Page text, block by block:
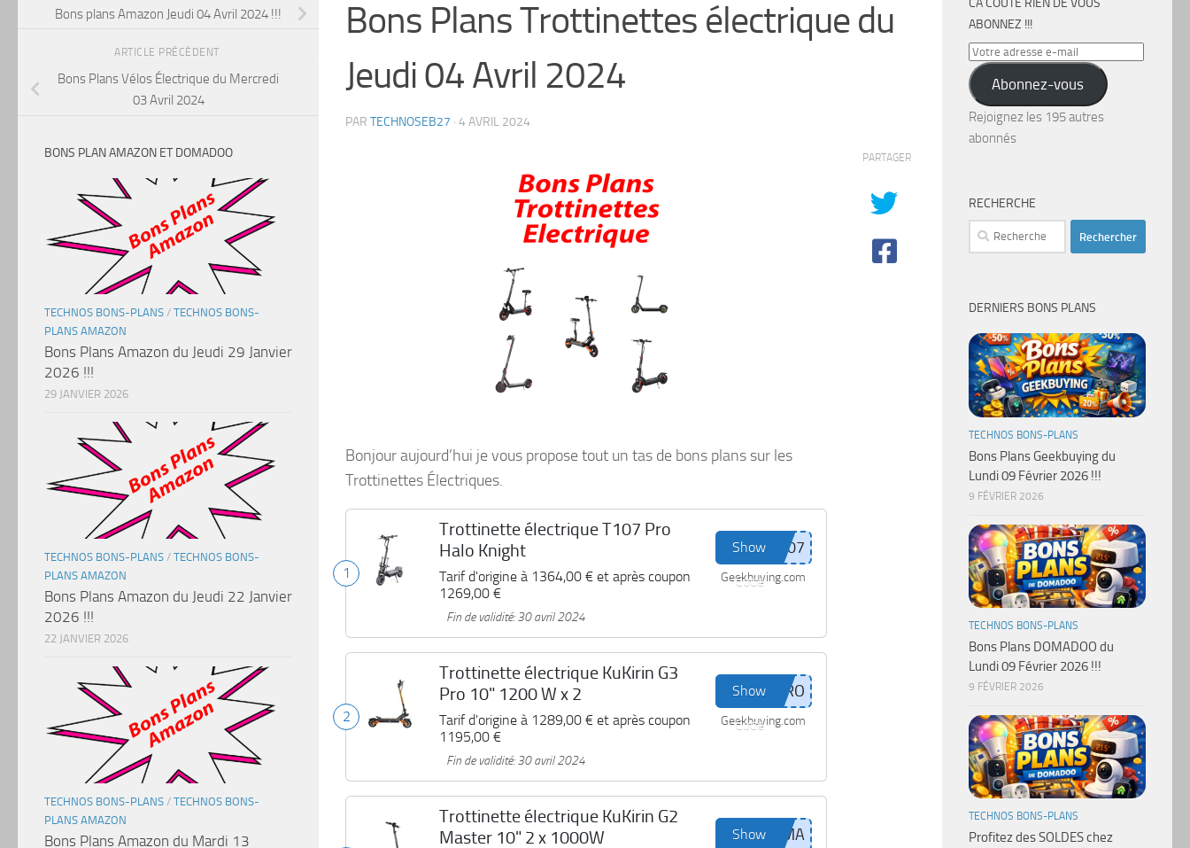
Bons Plans Trottinettes électrique du
Jeudi 04 Avril 2024
PAR TECHNOSEB27 · 4 AVRIL 2024
Bonjour aujourd’hui je vous propose tout un tas de bons plans sur les
Trottinettes Électriques.
1
Trottinette électrique T107 Pro
Halo Knight
Tarif d'origine à 1364,00 € et après coupon
1269,00 €
Show
Code
Geekbuying.com
Fin de validité: 30 avril 2024
2
Trottinette électrique KuKirin G3
Pro 10" 1200 W x 2
Tarif d'origine à 1289,00 € et après coupon
1195,00 €
Show
Code
Geekbuying.com
Fin de validité: 30 avril 2024
Trottinette électrique KuKirin G2
Master 10" 2 x 1000W
Show
PARTAGER
Bons plans Amazon Jeudi 04 Avril 2024 !!!
ARTICLE PRÉCÉDENT
Bons Plans Vélos Électrique du Mercredi
03 Avril 2024
BONS PLAN AMAZON ET DOMADOO
TECHNOS BONS-PLANS / TECHNOS BONS-
PLANS AMAZON
Bons Plans Amazon du Jeudi 29 Janvier
2026 !!!
29 JANVIER 2026
TECHNOS BONS-PLANS / TECHNOS BONS-
PLANS AMAZON
Bons Plans Amazon du Jeudi 22 Janvier
2026 !!!
22 JANVIER 2026
TECHNOS BONS-PLANS / TECHNOS BONS-
PLANS AMAZON
Bons Plans Amazon du Mardi 13
CA COÛTE RIEN DE VOUS
ABONNEZ !!!
Votre
adresse
e-
mail
Abonnez-vous
Rejoignez les 195 autres
abonnés
RECHERCHE
Rechercher :
DERNIERS BONS PLANS
TECHNOS BONS-PLANS
Bons Plans Geekbuying du
Lundi 09 Février 2026 !!!
9 FÉVRIER 2026
TECHNOS BONS-PLANS
Bons Plans DOMADOO du
Lundi 09 Février 2026 !!!
9 FÉVRIER 2026
TECHNOS BONS-PLANS
Profitez des SOLDES chez